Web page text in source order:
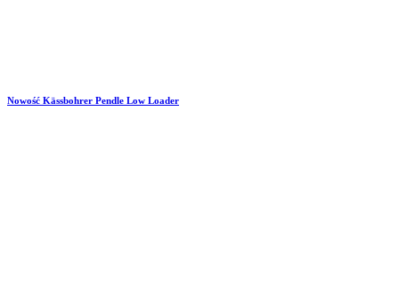
Nowość Kässbohrer Pendle Low Loader